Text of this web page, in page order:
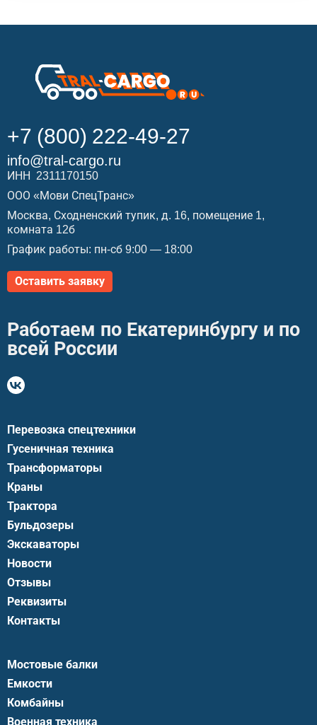
+7 (800) 222-49-27
info@tral-cargo.ru
ИНН 2311170150
ООО «Мови СпецТранс»
Москва, Сходненский тупик, д. 16, помещение 1,
комната 12б
График работы: пн-сб 9:00 — 18:00
Оставить заявку
Работаем по Екатеринбургу и по
всей России
Перевозка спецтехники
Гусеничная техника
Трансформаторы
Краны
Трактора
Бульдозеры
Экскаваторы
Новости
Отзывы
Реквизиты
Контакты
Мостовые балки
Емкости
Комбайны
Военная техника